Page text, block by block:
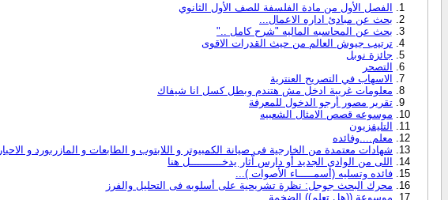
الفصل الأول من مادة الفلسفة للصف الأول الثانوي
بحث عن مبادئ اداره الاعمال...
بحث عن المحاسبه الماليه "شرح كامل .."
ترتيب جيوش العالم من حيث القدرات الاقوى
جائزة نوبل
التصحر
الاسهاب في التصريح العنترية
معلومات غريبة ادخل مش هتندم وبطل كسل انا شيفاك
تقرير مصور أرجو الدخول للمعرفة
موسوعه قصص الامثال الشعبيه
التليفزيون
معلم....وفائده
شهادات معتمدة من الخارجية فى صيانة الكمبيوتر و اللابتوب و الطابعات و المازربورد و الاحبار
اللى من الوادى الجديد أو دارس اّثار يدخــــــــــل هنا
فائده وتسليه (أسمـــــاء الأصوات )...
محرك البحث جوجل: نظرة تشريحية على أسلوبه فى التحليل والفرز
موسوعة ((هل تعلم)) الضخمة